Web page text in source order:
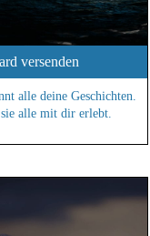
versenden
alle deine Geschichten.
alle mit dir erlebt.